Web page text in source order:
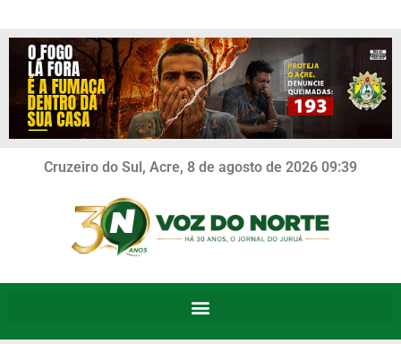
Cruzeiro do Sul, Acre, 8 de agosto de 2026 09:39